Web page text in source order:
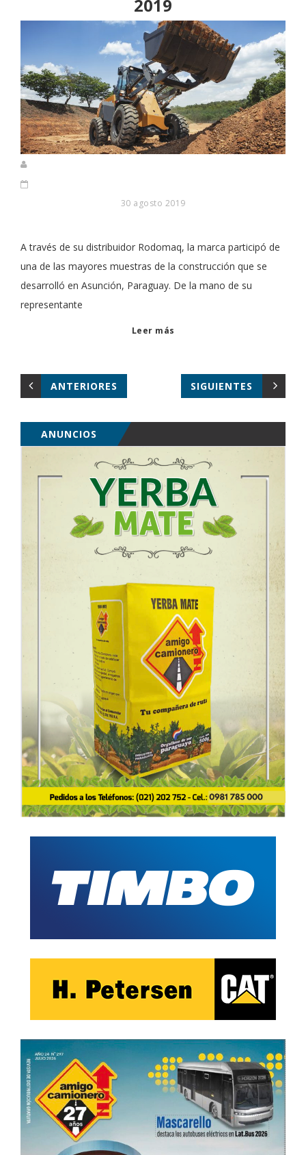
2019
30 agosto 2019
A través de su distribuidor Rodomaq, la marca participó de
una de las mayores muestras de la construcción que se
desarrolló en Asunción, Paraguay. De la mano de su
representante
Leer más
ANTERIORES SIGUIENTES
ANUNCIOS